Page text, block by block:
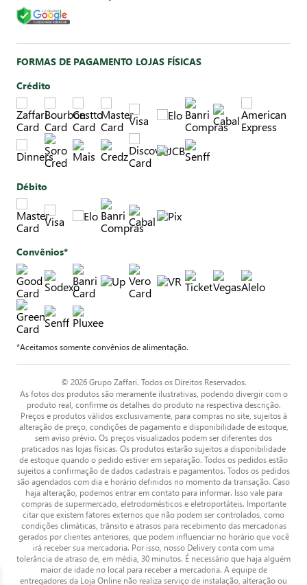
FORMAS DE PAGAMENTO LOJAS FÍSICAS
Crédito
Débito
Convênios*
*Aceitamos somente convênios de alimentação.
© 2026 Grupo Zaffari. Todos os Direitos Reservados.
As fotos dos produtos são meramente ilustrativas, podendo divergir com o
produto real, confirme os detalhes do produto na respectiva descrição.
Preços e produtos válidos exclusivamente, para compras no site, sujeitos à
alteração de preço, condições de pagamento e disponibilidade de estoque,
sem aviso prévio. Os preços visualizados podem ser diferentes dos
praticados nas lojas físicas. Os produtos estarão sujeitos a disponibilidade
de estoque quando o pedido estiver em separação. Todos os pedidos estão
sujeitos a confirmação de dados cadastrais e pagamentos. Todos os pedidos
são agendados com dia e horário definidos no momento da transação. Caso
haja alteração, podemos entrar em contato para informar. Isso vale para
compras de supermercado, eletrodomésticos e eletroportáteis. Importante
citar que existem fatores externos que não podem ser controlados, como
condições climáticas, trânsito e atrasos para recebimento das mercadorias
gerados por clientes anteriores, que podem influenciar no horário que você
irá receber sua mercadoria. Por isso, nosso Delivery conta com uma
tolerância de atraso de, em média, 30 minutos. É necessário que haja alguém
maior de idade no local para receber a mercadoria. A equipe de
entregadores da Loja Online não realiza serviço de instalação, alteração ou